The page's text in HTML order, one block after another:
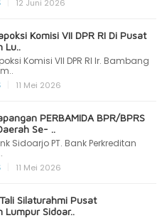
12 Juni 2026
Komisi VII DPR RI Di Pusat
Lu..
Komisi VII DPR RI Ir. Bambang
11 Mei 2026
PERBAMIDA BPR/BPRS
Se- ..
Sidoarjo PT. Bank Perkreditan
11 Mei 2026
Silaturahmi Pusat
Lumpur Sidoar..